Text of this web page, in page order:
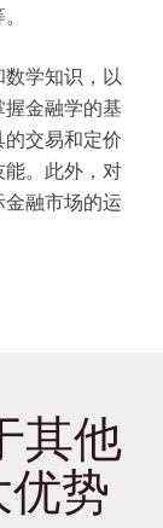
学知识，以
金融学的基
交易和定价
。此外，对
融市场的运
其他
势